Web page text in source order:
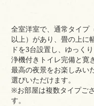
フェイスタオル、バ
棒、髭そり
全室洋室で、通常タイプ
以上）があり、畳の上に
ドを3台設置し、ゆっく
浄機付きトイレ完備と寛
最高の夜景をお楽しみい
選びいただけます。
※お部屋は複数タイプご
す。